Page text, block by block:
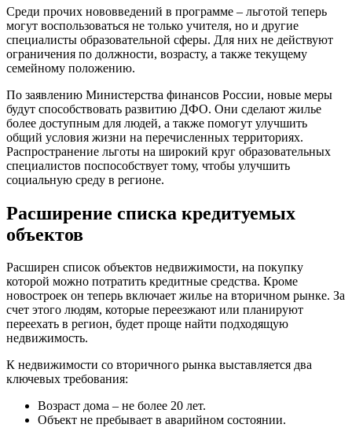
Среди прочих нововведений в программе – льготой теперь
могут воспользоваться не только учителя, но и другие
специалисты образовательной сферы. Для них не действуют
ограничения по должности, возрасту, а также текущему
семейному положению.
По заявлению Министерства финансов России, новые меры
будут способствовать развитию ДФО. Они сделают жилье
более доступным для людей, а также помогут улучшить
общий условия жизни на перечисленных территориях.
Распространение льготы на широкий круг образовательных
специалистов поспособствует тому, чтобы улучшить
социальную среду в регионе.
Расширение списка кредитуемых
объектов
Расширен список объектов недвижимости, на покупку
которой можно потратить кредитные средства. Кроме
новостроек он теперь включает жилье на вторичном рынке. За
счет этого людям, которые переезжают или планируют
переехать в регион, будет проще найти подходящую
недвижимость.
К недвижимости со вторичного рынка выставляется два
ключевых требования:
Возраст дома – не более 20 лет.
Объект не пребывает в аварийном состоянии.